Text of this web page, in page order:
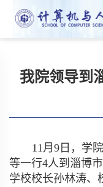
我院领导到
11月9 日，学
等一行4人到淄博
学校校长孙林涛、